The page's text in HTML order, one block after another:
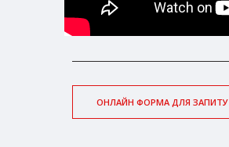
ОНЛАЙН ФОРМА ДЛЯ ЗАПИТУ